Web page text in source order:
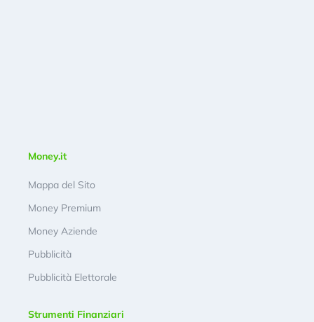
Money.it
Mappa del Sito
Money Premium
Money Aziende
Pubblicità
Pubblicità Elettorale
Strumenti Finanziari